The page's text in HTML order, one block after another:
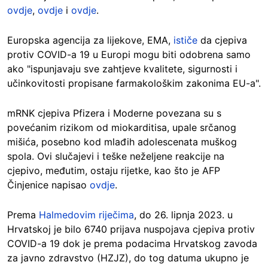
ovdje, ovdje i ovdje.
Europska agencija za lijekove, EMA, ističe da cjepiva
protiv COVID-a 19 u Europi mogu biti odobrena samo
ako "ispunjavaju sve zahtjeve kvalitete, sigurnosti i
učinkovitosti propisane farmakološkim zakonima EU-a".
mRNK cjepiva Pfizera i Moderne povezana su s
povećanim rizikom od miokarditisa, upale srčanog
mišića, posebno kod mlađih adolescenata muškog
spola. Ovi slučajevi i teške neželjene reakcije na
cjepivo, međutim, ostaju rijetke, kao što je AFP
Činjenice napisao ovdje.
Prema Halmedovim riječima, do 26. lipnja 2023. u
Hrvatskoj je bilo 6740 prijava nuspojava cjepiva protiv
COVID-a 19 dok je prema podacima Hrvatskog zavoda
za javno zdravstvo (HZJZ), do tog datuma ukupno je